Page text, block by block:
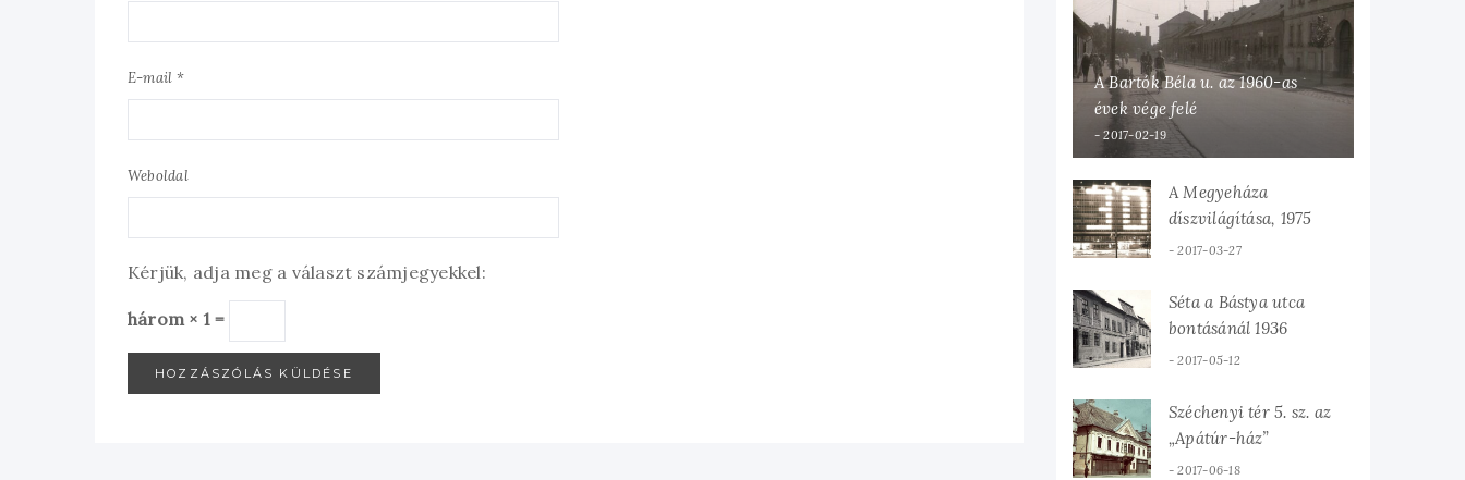
E-mail *
Weboldal
Kérjük, adja meg a választ számjegyekkel:
három × 1 =
A Bartók Béla u. az 1960-as
évek vége felé
2017-02-19
A Megyeháza
díszvilágítása, 1975
2017-03-27
Séta a Bástya utca
bontásánál 1936
2017-05-12
Széchenyi tér 5. sz. az
„Apátúr-ház”
2017-06-18